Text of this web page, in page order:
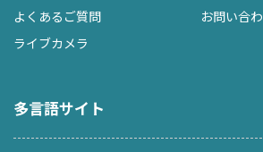
よくあるご質問
お問い合
ライブカメラ
多言語サイト